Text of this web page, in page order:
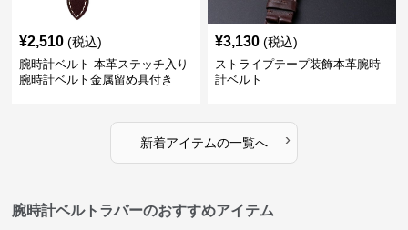
¥2,510 (税込)
腕時計ベルト 本革ステッチ入り
腕時計ベルト金属留め具付き
¥3,130 (税込)
ストライプテープ装飾本革腕時
計ベルト
新着アイテムの一覧へ ›
腕時計ベルトラバーのおすすめアイテム